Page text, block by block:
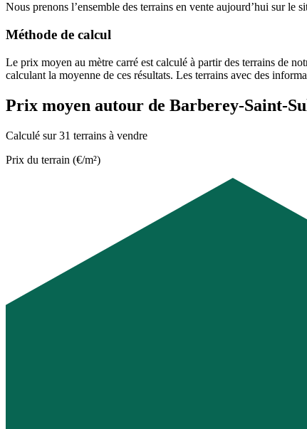
Nous prenons l’ensemble des terrains en vente aujourd’hui sur le
Méthode de calcul
Le prix moyen au mètre carré est calculé à partir des terrains de
calculant la moyenne de ces résultats. Les terrains avec des
Prix moyen autour de Barberey-Saint-
Calculé sur 31 terrains à vendre
Prix du terrain (€/m²)